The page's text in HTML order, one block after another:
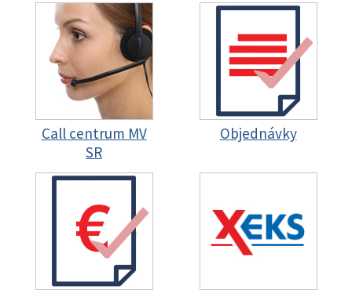
Call centrum MV
SR
Objednávky